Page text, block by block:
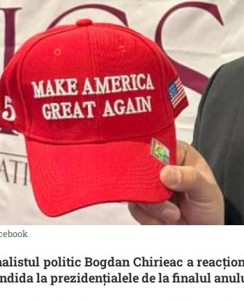
politic Bogdan Chirieac a
la prezidențialele de la finalul